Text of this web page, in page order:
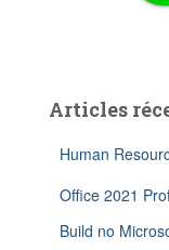
Articles
Human
Office 2021
Build no